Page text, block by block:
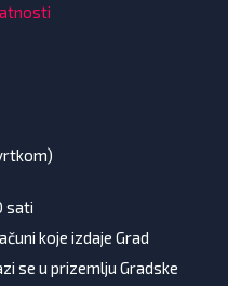
sati
koje izdaje Grad
se u prizemlju Gradske